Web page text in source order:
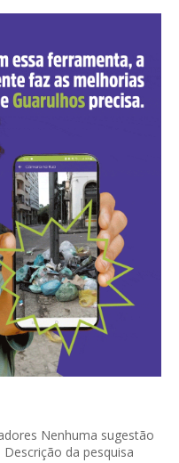
Nenhuma sugestão
da pesquisa